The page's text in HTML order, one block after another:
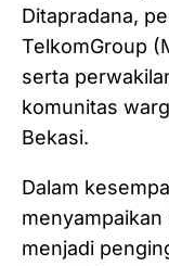
Ditapradana,
TelkomGroup
serta
komunitas
Bekasi.
Dalam
menjadi